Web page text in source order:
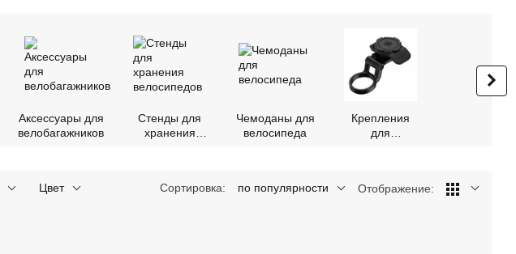
Аксессуары для
велобагажников
Стенды для
хранения
Чемоданы для
велосипеда
Крепления
для
Цвет Сортировка: по популярности Отображение: